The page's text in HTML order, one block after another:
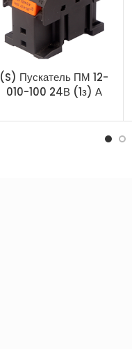
(S) Пускатель ПМ 12-
010-100 24В (1з) А